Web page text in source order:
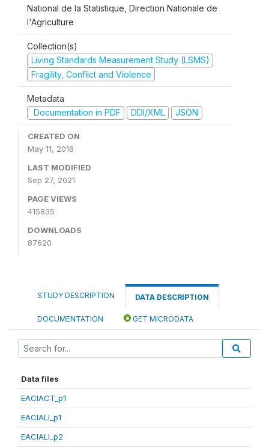
National de la Statistique, Direction Nationale de
l'Agriculture
Collection(s)
Living Standards Measurement Study (LSMS)
Fragility, Conflict and Violence
Metadata
Documentation in PDF
DDI/XML JSON
CREATED ON
May 11, 2016
LAST MODIFIED
Sep 27, 2021
PAGE VIEWS
415835
DOWNLOADS
87620
STUDY DESCRIPTION DATA DESCRIPTION
DOCUMENTATION GET MICRODATA
Data files
EACIACT_p1
EACIALI_p1
EACIALI_p2